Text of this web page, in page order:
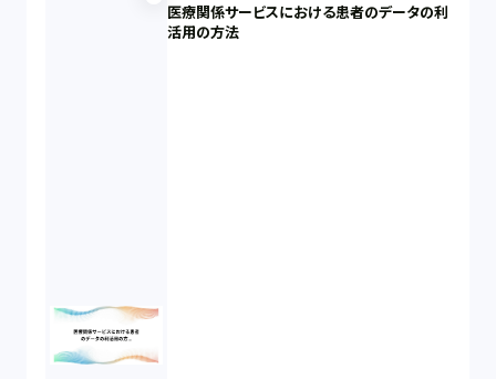
医療関係サービスにおける患者のデータの利
活用の方法